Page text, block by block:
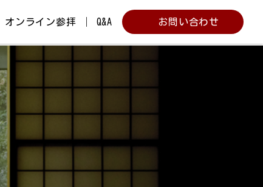
オンライン参拝 Q&A お問い合わせ